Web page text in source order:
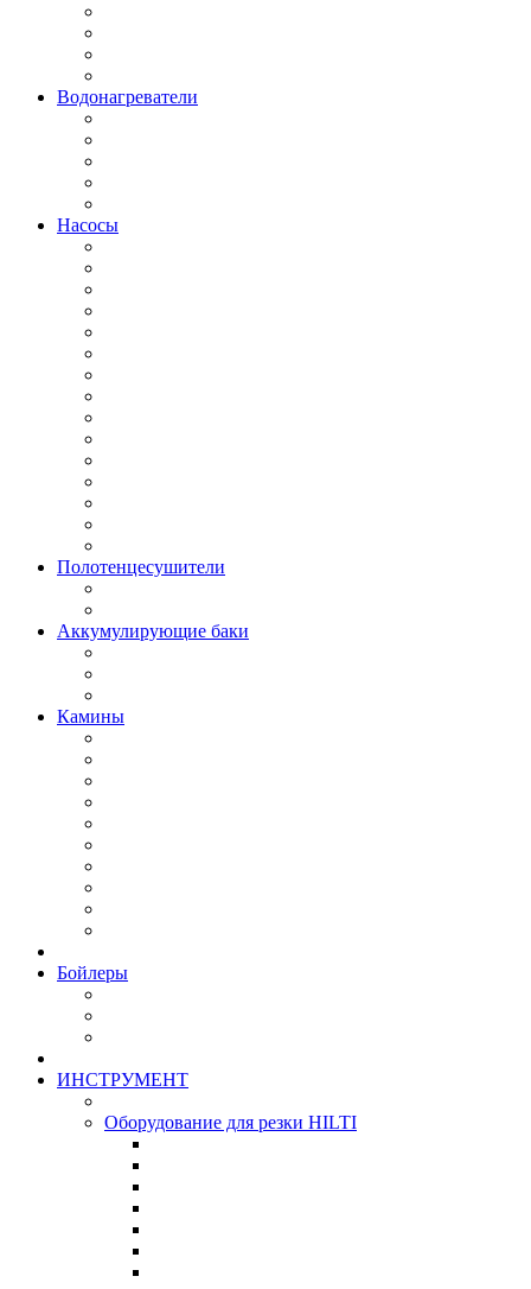
Водонагреватели
Насосы
Полотенцесушители
Аккумулирующие баки
Камины
Бойлеры
ИНСТРУМЕНТ
Оборудование для резки HILTI